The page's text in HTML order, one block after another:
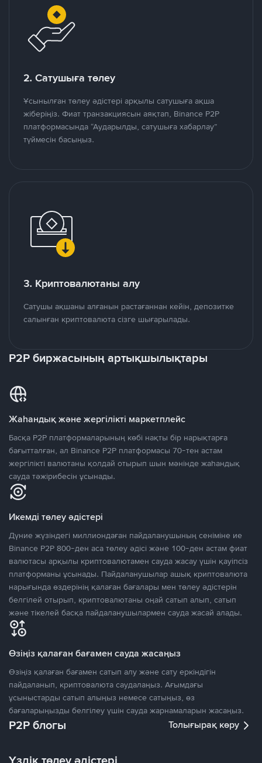
2. Сатушыға төлеу
Ұсынылған төлеу әдістері арқылы сатушыға ақша
жіберіңіз. Фиат транзакциясын аяқтап, Binance P2P
платформасында “Аударылды, сатушыға хабарлау”
түймесін басыңыз.
3. Криптовалютаны алу
Сатушы ақшаны алғанын растағаннан кейін, депозитке
салынған криптовалюта сізге шығарылады.
P2P биржасының артықшылықтары
Жаһандық және жергілікті маркетплейс
Басқа P2P платформаларының көбі нақты бір нарықтарға
бағытталған, ал Binance P2P платформасы 70-тен астам
жергілікті валютаны қолдай отырып шын мәнінде жаһандық
сауда тәжірибесін ұсынады.
Икемді төлеу әдістері
Дүние жүзіндегі миллиондаған пайдаланушының сеніміне ие
Binance P2P 800-ден аса төлеу әдісі және 100-ден астам фиат
валютасы арқылы криптовалютамен сауда жасау үшін қауіпсіз
платформаны ұсынады. Пайдаланушылар ашық криптовалюта
нарығында өздерінің қалаған бағалары мен төлеу әдістерін
белгілей отырып, криптовалютаны оңай сатып алып, сатып
және тікелей басқа пайдаланушылармен сауда жасай алады.
Өзіңіз қалаған бағамен сауда жасаңыз
Өзіңіз қалаған бағамен сатып алу және сату еркіндігін
пайдаланып, криптовалюта саудалаңыз. Ағымдағы
ұсыныстарды сатып алыңыз немесе сатыңыз, өз
бағаларыңызды белгілеу үшін сауда жарнамаларын жасаңыз.
P2P блогы Толығырақ көру